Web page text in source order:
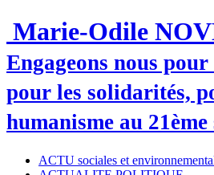
Marie-Odile
Engageons nous
pour les solidarités,
humanisme au 21ème
ACTU sociales et